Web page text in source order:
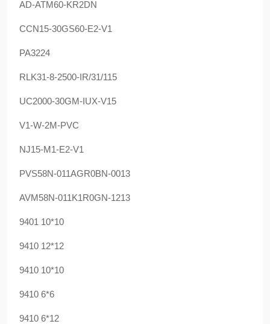
AD-ATM60-KR2DN
CCN15-30GS60-E2-V1
PA3224
RLK31-8-2500-IR/31/115
UC2000-30GM-IUX-V15
V1-W-2M-PVC
NJ15-M1-E2-V1
PVS58N-011AGR0BN-0013
AVM58N-011K1R0GN-1213
9401 10*10
9410 12*12
9410 10*10
9410 6*6
9410 6*12